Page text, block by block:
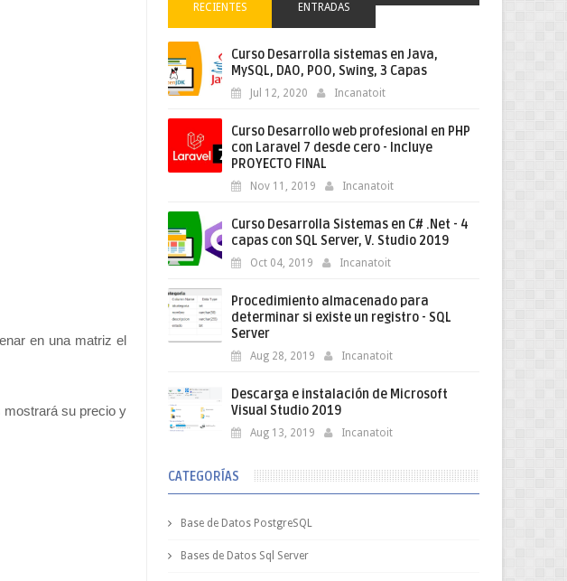
en una matriz el
mostrará su precio y
RECIENTES ENTRADAS
Curso Desarrolla sistemas en Java,
MySQL, DAO, POO, Swing, 3 Capas
Jul 12, 2020 Incanatoit
Curso Desarrollo web profesional en PHP
con Laravel 7 desde cero - Incluye
PROYECTO FINAL
Nov 11, 2019 Incanatoit
Curso Desarrolla Sistemas en C# .Net - 4
capas con SQL Server, V. Studio 2019
Oct 04, 2019 Incanatoit
Procedimiento almacenado para
determinar si existe un registro - SQL
Server
Aug 28, 2019 Incanatoit
Descarga e instalación de Microsoft
Visual Studio 2019
Aug 13, 2019 Incanatoit
CATEGORÍAS
Base de Datos PostgreSQL
Bases de Datos Sql Server